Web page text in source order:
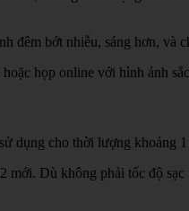
đêm bớt nhiễu, sáng hơn, và
họp online với hình ảnh
dụng cho thời lượng khoảng
Dù không phải tốc độ